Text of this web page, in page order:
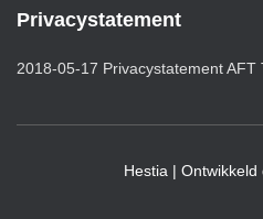
Privacystatement
2018-05-17 Privacystatement AFT
Hestia | Ontwikkeld